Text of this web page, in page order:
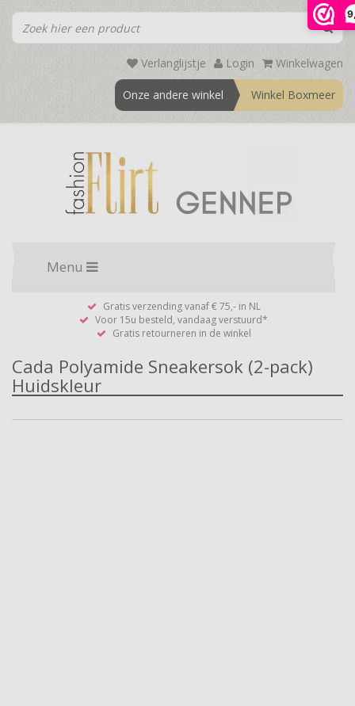
Winkelwagen
Login
Verlanglijstje
Onze andere winkel Winkel Boxmeer
Menu
Gratis verzending vanaf € 75,- in NL
Voor 15u besteld, vandaag verstuurd*
Gratis retourneren in de winkel
Cada Polyamide Sneakersok (2-pack)
Huidskleur